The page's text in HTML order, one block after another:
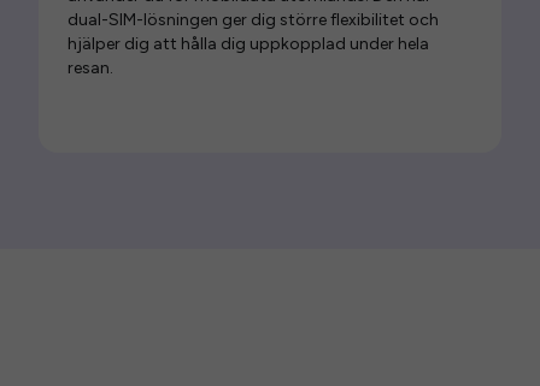
dual-SIM-lösningen ger dig större flexibilitet och
hjälper dig att hålla dig uppkopplad under hela
resan.